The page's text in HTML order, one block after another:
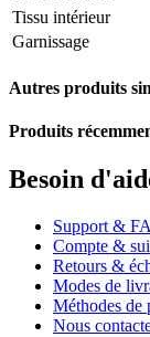
Tissu intérieur
Garnissage
Autres produits
Produits
Besoin
Support &
Compte &
Retours &
Modes de
Méthodes de
Nous